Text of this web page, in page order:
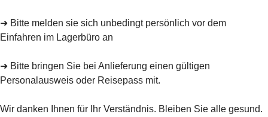
➜ Bitte melden sie sich unbedingt persönlich vor dem
Einfahren im Lagerbüro an
➜ Bitte bringen Sie bei Anlieferung einen gültigen
Personalausweis oder Reisepass mit.
Wir danken Ihnen für Ihr Verständnis. Bleiben Sie alle gesund.